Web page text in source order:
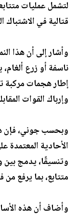
لتشمل عمليات
قتالية في الاشتباك
وأشار إلى أن هذا
ناسفة أو زرع
إطار هجمات مركبة
وإرباك القوات
وبحسب جوني، فإن
الأحادية المعتمدة
وتنسيقًا، يدمج
متتابع، بما يرفع
وأضاف أن هذه